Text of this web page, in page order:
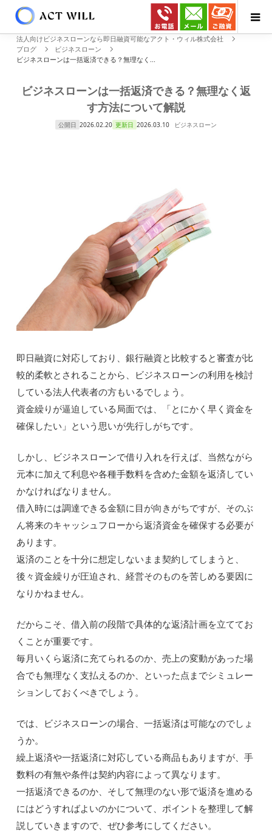
法人向けビジネスローンなら即日融資可能なアクト・ウィル株式会社
ブログ
ビジネスローン
ビジネスローンは一括返済できる？無理なく...
ビジネスローンは一括返済できる？無理なく返
す方法について解説
公開日 2026.02.20 更新日 2026.03.10 ビジネスローン
即日融資に対応しており、銀行融資と比較すると審査が比
較的柔軟とされることから、ビジネスローンの利用を検討
している法人代表者の方もいるでしょう。
資金繰りが逼迫している局面では、「とにかく早く資金を
確保したい」という思いが先行しがちです。
しかし、ビジネスローンで借り入れを行えば、当然ながら
元本に加えて利息や各種手数料を含めた金額を返済してい
かなければなりません。
借入時には調達できる金額に目が向きがちですが、そのぶ
ん将来のキャッシュフローから返済資金を確保する必要が
あります。
返済のことを十分に想定しないまま契約してしまうと、
後々資金繰りが圧迫され、経営そのものを苦しめる要因に
なりかねません。
だからこそ、借入前の段階で具体的な返済計画を立ててお
くことが重要です。
毎月いくら返済に充てられるのか、売上の変動があった場
合でも無理なく支払えるのか、といった点までシミュレー
ションしておくべきでしょう。
では、ビジネスローンの場合、一括返済は可能なのでしょ
うか。
繰上返済や一括返済に対応している商品もありますが、手
数料の有無や条件は契約内容によって異なります。
一括返済できるのか、そして無理のない形で返済を進める
にはどうすればよいのかについて、ポイントを整理して解
説していきますので、ぜひ参考にしてください。